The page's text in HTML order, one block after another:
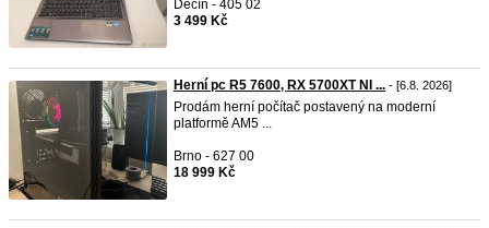
Děčín - 405 02
3 499 Kč
Herní pc R5 7600, RX 5700XT NI ... - [6.8. 2026]
Prodám herní počítač postavený na moderní
platformě AM5 ...
Brno - 627 00
18 999 Kč